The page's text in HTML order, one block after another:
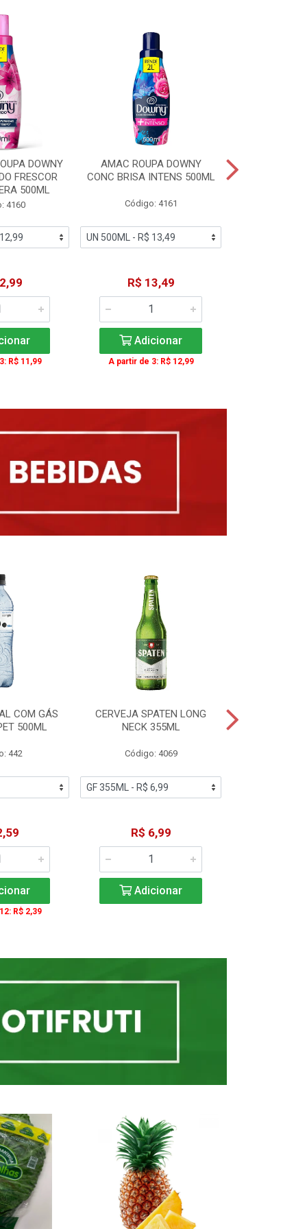
DOWNY
FRESCOR
500ML
4160
R$ 11,99
AMAC ROUPA DOWNY
CONC BRISA INTENS 500ML
Código: 4161
R$ 13,49
Adicionar
A partir de 3: R$ 12,99
COM GÁS
500ML
442
R$ 2,39
CERVEJA SPATEN LONG
NECK 355ML
Código: 4069
R$ 6,99
Adicionar